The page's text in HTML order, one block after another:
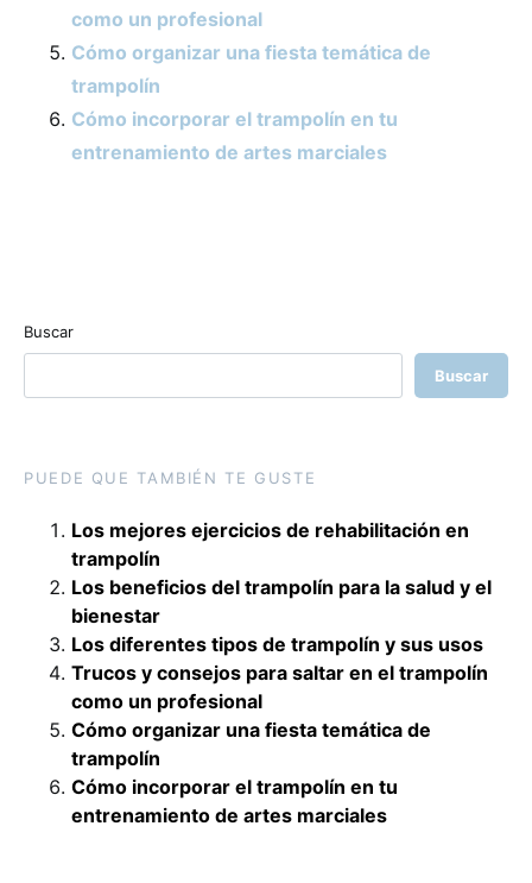
como un profesional
Cómo organizar una fiesta temática de
trampolín
Cómo incorporar el trampolín en tu
entrenamiento de artes marciales
Buscar
Buscar
PUEDE QUE TAMBIÉN TE GUSTE
Los mejores ejercicios de rehabilitación en
trampolín
Los beneficios del trampolín para la salud y el
bienestar
Los diferentes tipos de trampolín y sus usos
Trucos y consejos para saltar en el trampolín
como un profesional
Cómo organizar una fiesta temática de
trampolín
Cómo incorporar el trampolín en tu
entrenamiento de artes marciales